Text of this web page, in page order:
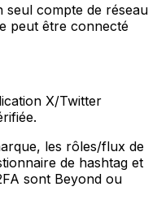
seul compte de réseau
peut être connecté
X/Twitter
les rôles/flux de
de hashtag et
sont Beyond ou